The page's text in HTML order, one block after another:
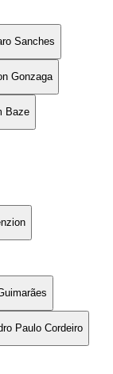
Sanches
Gonzaga
Baze
Paulo Cordeiro